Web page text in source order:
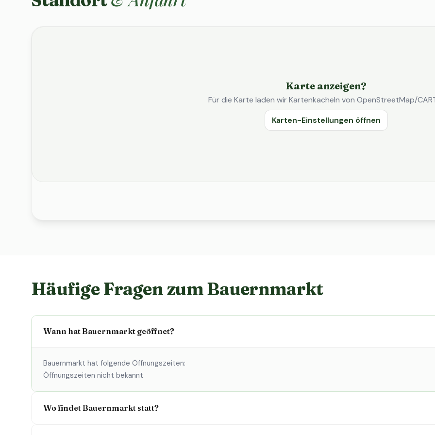
Karte anzeigen?
Für die Karte laden wir Kartenkacheln von OpenStreetMap/
Karten-Einstellungen öffnen
Häufige Fragen zum Bauernmarkt
Wann hat Bauernmarkt geöffnet?
Bauernmarkt hat folgende Öffnungszeiten:
Öffnungszeiten nicht bekannt
Wo findet Bauernmarkt statt?